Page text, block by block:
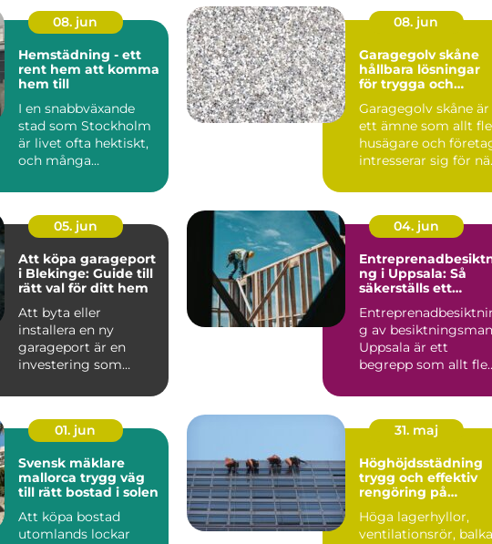
08. jun
Hemstädning - ett
rent hem att komma
hem till
I en snabbväxande
stad som Stockholm
är livet ofta hektiskt,
och många
08. jun
Garagegolv skåne
hållbara lösningar
för trygga och
Garagegolv skåne är
ett ämne som allt
husägare och
intresserar sig för
05. jun
Att köpa garageport
i Blekinge: Guide till
rätt val för ditt hem
Att byta eller
installera en ny
garageport är en
investering som
04. jun
ng i Uppsala: Så
säkerställs ett
byggprojekt
g av besiktningsman
Uppsala är ett
begrepp som allt fler
01. jun
Svensk mäklare
mallorca trygg väg
till rätt bostad i solen
Att köpa bostad
utomlands lockar
31. maj
Höghöjdsstädning
trygg och effektiv
rengöring på
Höga lagerhyllor,
ventilationsrör,